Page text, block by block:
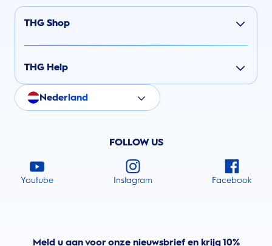
THG Shop
THG Help
Nederland
FOLLOW US
Youtube Instagram Facebook
Meld u aan voor onze nieuwsbrief en krijg 10%